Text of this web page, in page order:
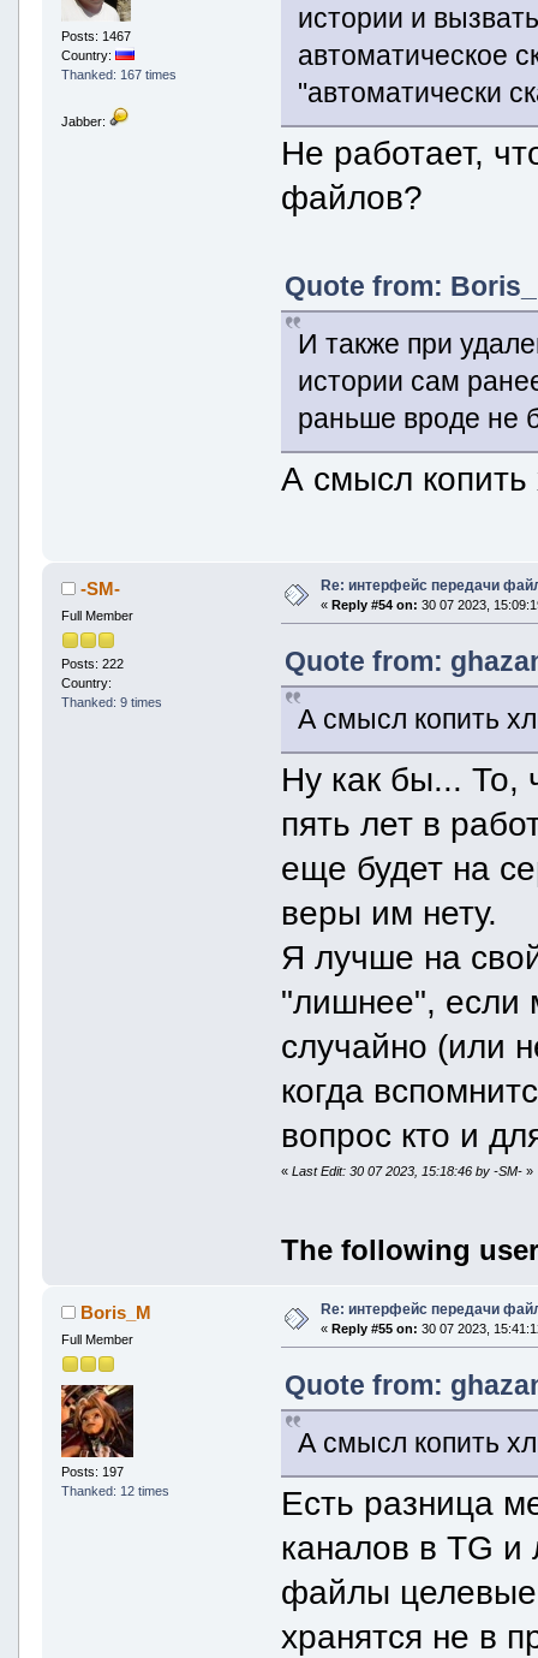
Posts: 1467
Country:
Thanked: 167 times
Jabber:
истории и
автоматическое
"автоматически
Не работает,
файлов?
Quote from:
И также при
истории сам
раньше вроде не
А смысл
-SM-
Full Member
Posts: 222
Country:
Thanked: 9 times
Re: интерфейс передачи
« Reply #54 on: 30 07 2023,
Quote from:
А смысл копить
Ну как бы... То,
пять лет в
еще будет на
веры им нету.
Я лучше на
"лишнее", если
случайно (или
когда
вопрос кто и
«Last Edit: 30 07 2023, 15:18:46 by -SM- »
The following
Boris_M
Full Member
Posts: 197
Thanked: 12 times
Re: интерфейс передачи
« Reply #55 on: 30 07 2023,
Quote from:
А смысл копить
Есть разница
каналов в TG и
файлы
хранятся не в